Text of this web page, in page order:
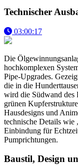
Technischer
03:00:17
Die
hochkomplexen
Pipe-Upgrades.
die in die
wird die Südwand des
grünen
Hausdesigns und
technische Details wie
Einbindung für
Pumprichtungen.
Baustil, Design